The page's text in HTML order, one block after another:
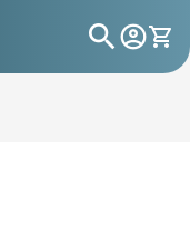
search